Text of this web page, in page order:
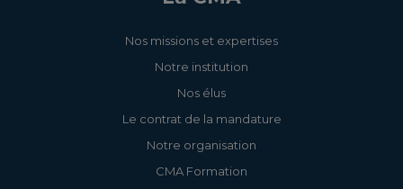
Nos missions et expertises
Notre institution
Nos élus
Le contrat de la mandature
Notre organisation
CMA Formation